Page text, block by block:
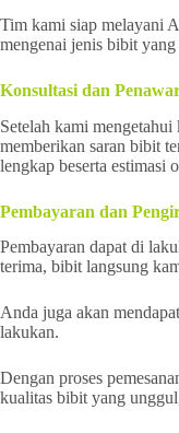
Tim kami siap melayani
mengenai jenis bibit
Konsultasi dan
Setelah kami
memberikan saran bibit
lengkap beserta estimasi
Pembayaran dan
Pembayaran dapat di
terima, bibit langsung
Anda juga akan
lakukan.
Dengan proses
kualitas bibit yang